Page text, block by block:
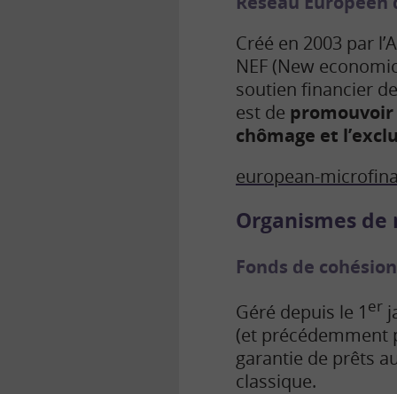
Créé en 2003 par
NEF (New
soutien financier
est de
chômage et
european-
Organismes
Fonds de
Géré depuis le 1 er
(et précédemment
garantie de prêts
classique.